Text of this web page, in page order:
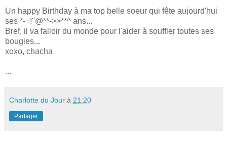
Un happy Birthday à ma top belle soeur qui fête aujourd'hui
ses *-=!"@**->>**^ ans...
Bref, il va falloir du monde pour l'aider à souffler toutes ses
bougies...
xoxo, chacha
...
Charlotte du Jour à 21:20
Partager